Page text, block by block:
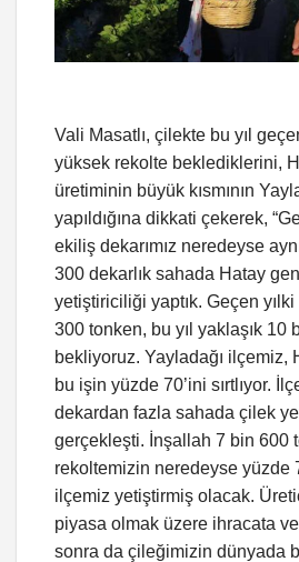
Vali Masatlı, çilekte bu yıl
yüksek rekolte beklediklerini,
üretiminin büyük kısmının
yapıldığına dikkati çekerek,
ekiliş dekarımız neredeyse
300 dekarlık sahada Hatay
yetiştiriciliği yaptık. Geçen
300 tonken, bu yıl yaklaşık 10
bekliyoruz. Yayladağı ilçemiz,
bu işin yüzde 70’ini sırtlıyor.
dekardan fazla sahada çilek
gerçekleşti. İnşallah 7 bin 600
rekoltemizin neredeyse yüzde
ilçemiz yetiştirmiş olacak.
piyasa olmak üzere ihracata
sonra da çileğimizin dünyada